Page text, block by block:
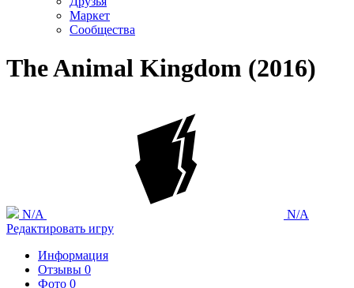
Маркет
Сообщества
The Animal Kingdom (2016)
N/A
N/A
Редактировать игру
Информация
Отзывы 0
Фото 0